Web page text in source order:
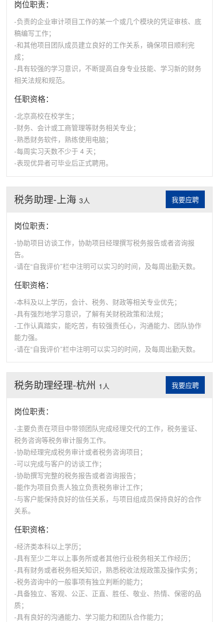
岗位职责：
-负责的企业审计项目工作的某一个或几个模块的凭证审核、底
稿编写工作；
-和其他项目团队成员建立良好的工作关系，确保项目顺利完
成；
-具有较强的学习意识，不断提高自身专业技能、学习新的财务
相关法规和规范。
任职资格：
-北京高校在校学生；
-财务、会计或工商管理等财务相关专业；
-熟悉财务软件，熟练使用电脑；
-每周实习天数不少于 4 天；
-表现优异者可毕业后正式聘用。
税务助理-上海3人 我要应聘
岗位职责：
-协助项目访谈工作，协助项目经理撰写税务报告或者咨询报
告。
-请在“自我评价”栏中注明可以实习的时间，及每周出勤天数。
任职资格：
-本科及以上学历，会计、税务、财政等相关专业优先；
-具有强烈地学习意识，了解有关财税政策和法规；
-工作认真踏实，能吃苦，有较强责任心，沟通能力、团队协作
能力强。
-请在“自我评价”栏中注明可以实习的时间，及每周出勤天数。
税务助理经理-杭州 1人 我要应聘
岗位职责：
-主要负责在项目中带领团队完成经理交代的工作，税务鉴证、
税务咨询等税务审计服务工作。
-协助经理完成税务审计或者税务咨询项目；
-可以完成与客户的访谈工作；
-协助撰写完整的税务报告或者咨询报告；
-能作为项目负责人独立负责税务审计工作；
-与客户能保持良好的信任关系，与项目组成员保持良好的合作
关系。
任职资格：
-经济类本科以上学历；
-具有至少二年以上事务所或者其他行业税务相关工作经历；
-具有财务或者税务相关知识，熟悉税收法规政策及操作实务；
-税务咨询中的一般事项有独立判断的能力；
-具备独立、客观、公正、正直、胜任、敬业、热情、保密的品
质；
-具有良好的沟通能力、学习能力和团队合作能力；